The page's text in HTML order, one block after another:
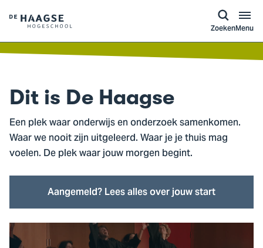
Logo
van
De
Hogeschool,
ga
naar
de
homepagina
ZoekenMenu
Dit is De Haagse
Een plek waar onderwijs en onderzoek samenkomen.
Waar we nooit zijn uitgeleerd. Waar je je thuis mag
voelen. De plek waar jouw morgen begint.
Aangemeld? Lees alles over jouw start